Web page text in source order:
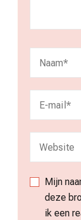
Mijn
deze
ik een